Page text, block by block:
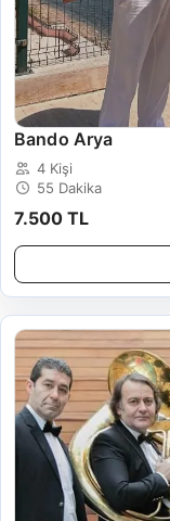
Bando Arya
4 Kişi
55 Dakika
7.500 TL